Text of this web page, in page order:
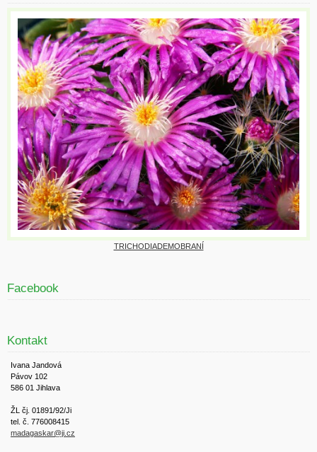
TRICHODIADEMOBRANÍ
Facebook
Kontakt
Ivana Jandová
Pávov 102
586 01 Jihlava
ŽL čj. 01891/92/Ji
tel. č. 776008415
madagaskar@ji.cz